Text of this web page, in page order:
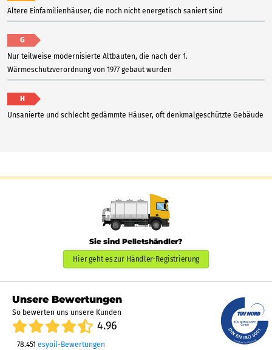
Ältere Einfamilienhäuser, die noch nicht energetisch saniert sind
G
Nur teilweise modernisierte Altbauten, die nach der 1.
Wärmeschutzverordnung von 1977 gebaut wurden
H
Unsanierte und schlecht gedämmte Häuser, oft denkmalgeschützte Gebäude
Sie sind Pelletshändler?
Hier geht es zur Händler-Registrierung
Unsere Bewertungen
So bewerten uns unsere Kunden
4.96
78.451 esyoil-Bewertungen